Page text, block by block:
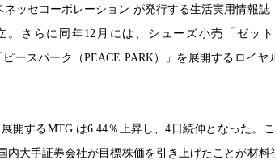
ッセコーポレーション が発行する生活実用情報誌
。さらに同年12月には、シューズ小売「ゼッ
ースパーク（PEACE PARK）」を展開するロイヤ
開するMTG は6.44％上昇し、4日続伸となった。
内大手証券会社が目標株価を引き上げたことが材料